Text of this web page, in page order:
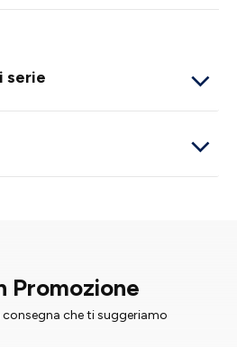
serie
Promozione
che ti suggeriamo